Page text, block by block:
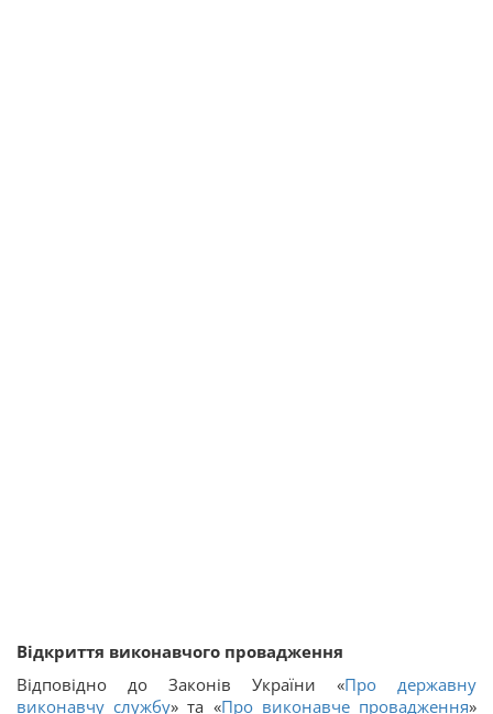
Відкриття виконавчого провадження
Відповідно до Законів України «Про державну
виконавчу службу» та «Про виконавче провадження»